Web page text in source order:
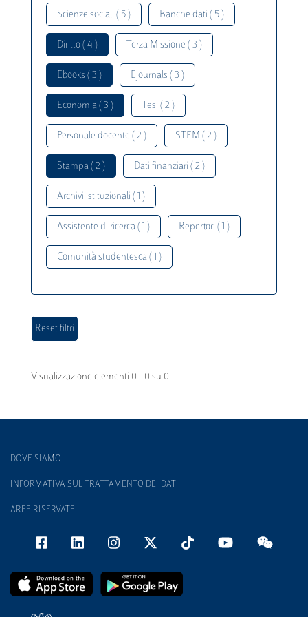
Scienze sociali ( 5 ) Banche dati ( 5 )
Diritto ( 4 ) Terza Missione ( 3 )
Ebooks ( 3 ) Ejournals ( 3 )
Economia ( 3 ) Tesi ( 2 )
Personale docente ( 2 ) STEM ( 2 )
Stampa ( 2 ) Dati finanziari ( 2 )
Archivi istituzionali ( 1 )
Assistente di ricerca ( 1 ) Repertori ( 1 )
Comunità studentesca ( 1 )
Visualizzazione elementi 0 - 0 su 0
DOVE SIAMO
INFORMATIVA SUL TRATTAMENTO DEI DATI
AREE RISERVATE